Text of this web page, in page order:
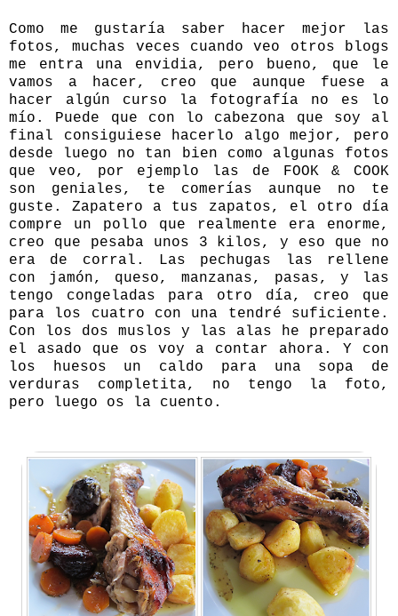
Como me gustaría saber hacer mejor las
fotos, muchas veces cuando veo otros blogs
me entra una envidia, pero bueno, que le
vamos a hacer, creo que aunque fuese a
hacer algún curso la fotografía no es lo
mío. Puede que con lo cabezona que soy al
final consiguiese hacerlo algo mejor, pero
desde luego no tan bien como algunas fotos
que veo, por ejemplo las de FOOK & COOK
son geniales, te comerías aunque no te
guste. Zapatero a tus zapatos, el otro día
compre un pollo que realmente era enorme,
creo que pesaba unos 3 kilos, y eso que no
era de corral. Las pechugas las rellene
con jamón, queso, manzanas, pasas, y las
tengo congeladas para otro día, creo que
para los cuatro con una tendré suficiente.
Con los dos muslos y las alas he preparado
el asado que os voy a contar ahora. Y con
los huesos un caldo para una sopa de
verduras completita, no tengo la foto,
pero luego os la cuento.